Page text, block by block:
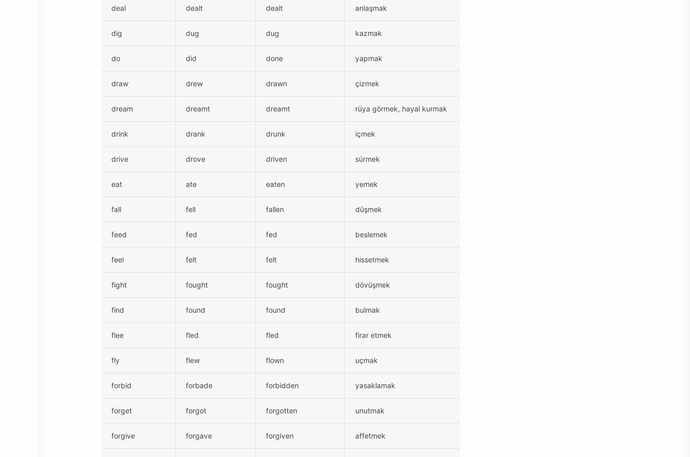
deal dealt dealt anlaşmak
dig dug dug kazmak
do did done yapmak
draw drew drawn çizmek
dream dreamt dreamt rüya görmek, hayal kurmak
drink drank drunk içmek
drive drove driven sürmek
eat ate eaten yemek
fall fell fallen düşmek
feed fed fed beslemek
feel felt felt hissetmek
fight fought fought dövüşmek
find found found bulmak
flee fled fled firar etmek
fly flew flown uçmak
forbid forbade forbidden yasaklamak
forget forgot forgotten unutmak
forgive forgave forgiven affetmek